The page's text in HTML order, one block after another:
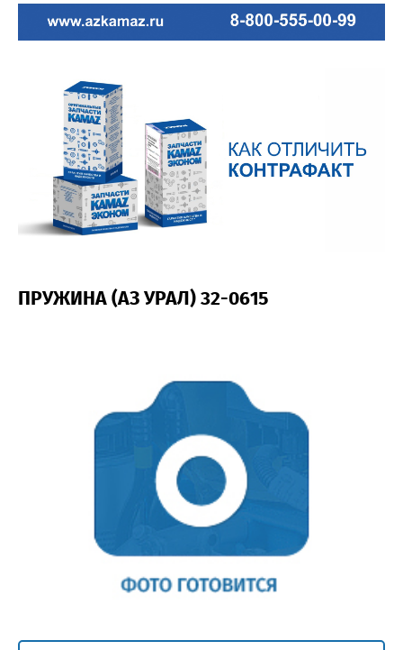
ПРУЖИНА (АЗ УРАЛ) 32-0615